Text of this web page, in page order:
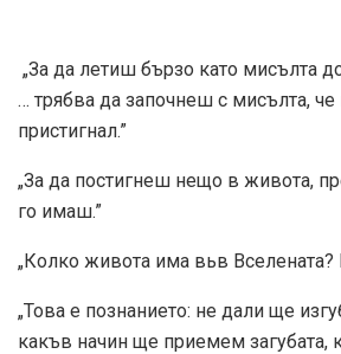
„За да летиш бързо като мисълта
… трябва да започнеш с мисълта, че
пристигнал.”
„За да постигнеш нещо в живота,
го имаш.”
„Колко живота има вьв Вселената?
„Това е познанието: не дали ще
какъв начин ще приемем загубата,